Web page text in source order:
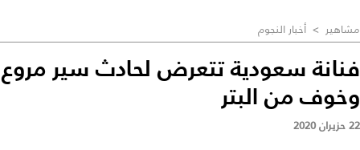
مشاهير > أخبار النجوم
فنانة سعودية تتعرض لحادث سير مروع
وخوف من البتر
22 حزيران 2020